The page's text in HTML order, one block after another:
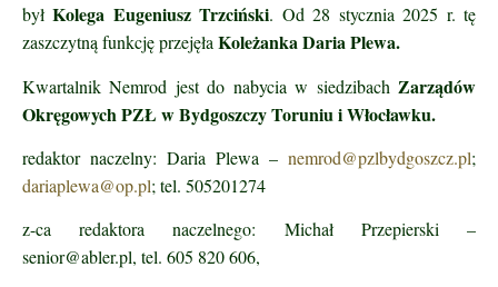
byłKolega Eugeniusz Trzciński. Od 28 stycznia 2025 r. tę
zaszczytną funkcję przejęła Koleżanka Daria Plewa.
Kwartalnik Nemrod jest do nabycia w siedzibach Zarządów
Okręgowych PZŁ w Bydgoszczy Toruniu i Włocławku.
redaktor naczelny: Daria Plewa – nemrod@pzlbydgoszcz.pl;
dariaplewa@op.pl; tel. 505201274
z-ca redaktora naczelnego: Michał Przepierski –
senior@abler.pl, tel. 605 820 606,